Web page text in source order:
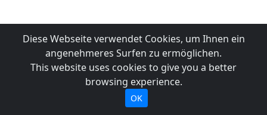
Diese Webseite verwendet Cookies, um Ihnen ein
angenehmeres Surfen zu ermöglichen.
This website uses cookies to give you a better
browsing experience.
OK